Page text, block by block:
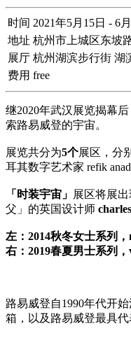
时间 2021年5月15日 - 6
地址 杭州市上城区东坡
展厅 杭州湖滨步行街 湖
费用 free
继2020年武汉展览揭幕后
索路易威登的宇宙。
展览共分为5个展区，分
耳其数字艺术家 refik
「时装宇宙」 展区将展
父」的英国设计师
左：2014秋冬女士系列，
右：2019春夏男士系列
路易威登自1990年代开始
箱，以及路易威登最具代